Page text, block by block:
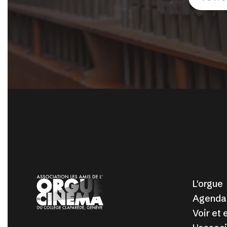
L'orgue
Agenda
Voir et